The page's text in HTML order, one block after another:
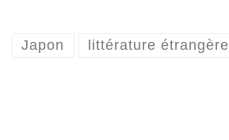
Japon littérature étrangère